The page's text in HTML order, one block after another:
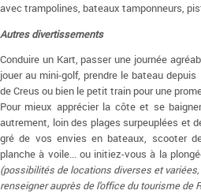
avec trampolines, bateaux tamponneurs,
Autres divertissements
Conduire un Kart, passer une journée
jouer au mini-golf, prendre le bateau
de Creus ou bien le petit train pour une
Pour mieux apprécier la côte et se
autrement, loin des plages surpeuplées et
gré de vos envies en bateaux, scooter
planche à voile... ou initiez-vous à la
(possibilités de locations diverses et
renseigner auprès de l'office du tourisme de